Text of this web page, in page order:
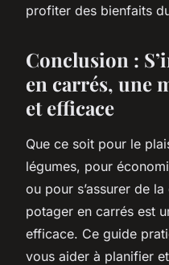
profiter des bienfaits
Conclusion :
en carrés, une
et efficace
Que ce soit pour le
légumes, pour
ou pour s’assurer de
potager en carrés est
efficace. Ce guide
vous aider à planifier